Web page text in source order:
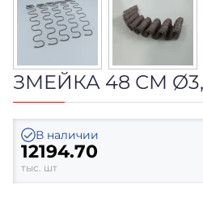
ЗМЕЙКА 48 СМ
В наличии
12194.70
тыс. шт